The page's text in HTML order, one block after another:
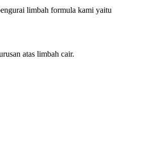
limbah formula kami yaitu
atas limbah cair.